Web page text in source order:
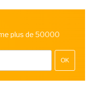
plus de 50000
OK